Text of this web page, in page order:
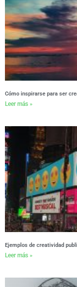
Cómo inspirarse para ser
Leer más »
Ejemplos de creatividad
Leer más »